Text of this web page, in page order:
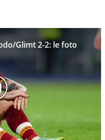
Glimt 2-2: le foto